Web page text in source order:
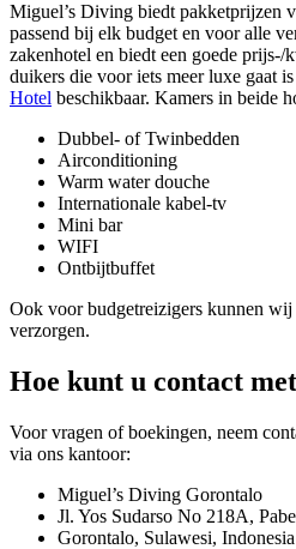
Miguel’s Diving biedt pakketprijzen
passend bij elk budget en voor alle
zakenhotel en biedt een goede
duikers die voor iets meer luxe gaat
Hotel beschikbaar. Kamers in beide
Dubbel- of Twinbedden
Airconditioning
Warm water douche
Internationale kabel-tv
Mini bar
WIFI
Ontbijtbuffet
Ook voor budgetreizigers kunnen
verzorgen.
Hoe kunt u contact
Voor vragen of boekingen, neem
via ons kantoor:
Miguel’s Diving Gorontalo
Jl. Yos Sudarso No 218A,
Gorontalo, Sulawesi,